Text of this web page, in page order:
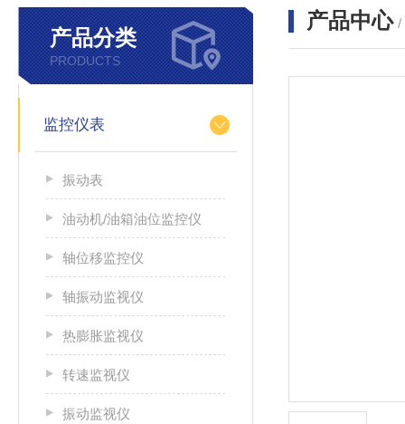
产品分类
PRODUCTS
监控仪表
振动表
油动机/油箱油位监控仪
轴位移监控仪
轴振动监视仪
热膨胀监视仪
转速监视仪
振动监视仪
产品中心 /